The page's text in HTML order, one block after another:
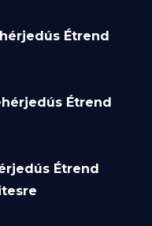
Étrend
Étrend
Étrend